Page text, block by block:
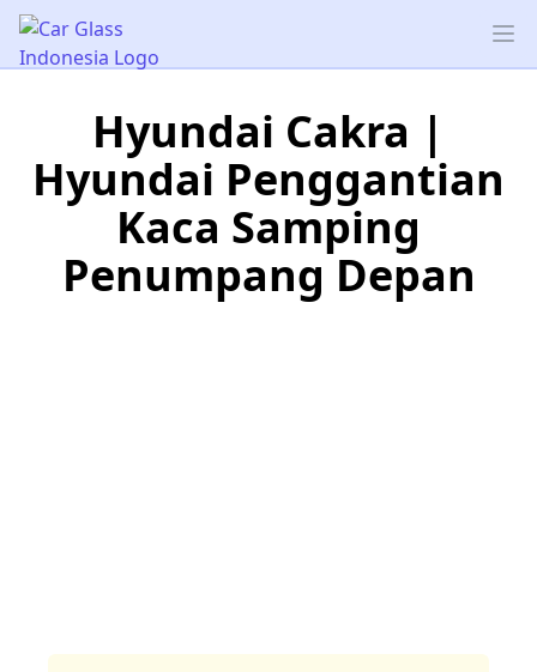
Car Glass Indonesia
Hyundai Cakra |
Hyundai Penggantian
Kaca Samping
Penumpang Depan